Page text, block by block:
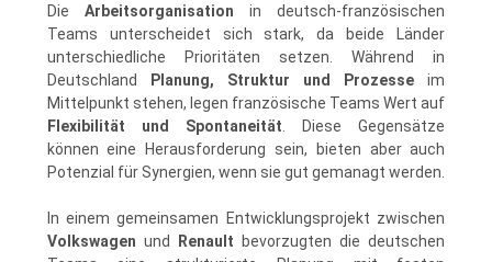
Die Arbeitsorganisation in deutsch-französischen
Teams unterscheidet sich stark, da beide Länder
unterschiedliche Prioritäten setzen. Während in
Deutschland Planung, Struktur und Prozesse im
Mittelpunkt stehen, legen französische Teams Wert auf
Flexibilität und Spontaneität . Diese Gegensätze
können eine Herausforderung sein, bieten aber auch
Potenzial für Synergien, wenn sie gut gemanagt werden.
In einem gemeinsamen Entwicklungsprojekt zwischen
Volkswagen und Renault bevorzugten die deutschen